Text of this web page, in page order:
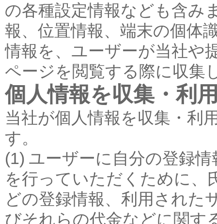
の各種設定情報なども含み
報、位置情報、端末の個体
情報を、ユーザーが当社や
ページを閲覧する際に収集
個人情報を収集・利
当社が個人情報を収集・利
す。
(1) ユーザーに自分の登録
を行っていただくために、
どの登録情報、利用された
びそれらの代金などに関す